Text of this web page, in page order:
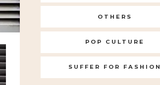
OTHERS
POP CULTURE
SUFFER FOR FASHION